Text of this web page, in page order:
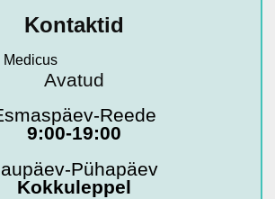
Kontaktid
Avatud
Reede
9:00-19:00
Pühapäev
Kokkuleppel